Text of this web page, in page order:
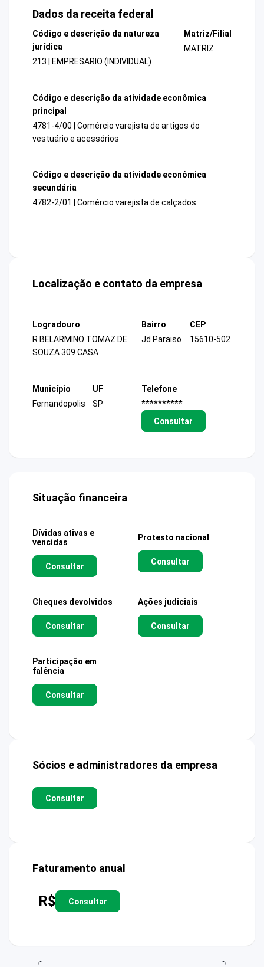
Dados da receita federal
Código e descrição da natureza
jurídica
213 | EMPRESARIO (INDIVIDUAL)
Matriz/Filial
MATRIZ
Código e descrição da atividade econômica
principal
4781-4/00 | Comércio varejista de artigos do
vestuário e acessórios
Código e descrição da atividade econômica
secundária
4782-2/01 | Comércio varejista de calçados
Localização e contato da empresa
Logradouro
R BELARMINO TOMAZ DE
SOUZA 309 CASA
Bairro
Jd Paraiso
CEP
15610-502
Município
Fernandopolis
UF
SP
Telefone
**********
Consultar
Situação financeira
Dívidas ativas e
vencidas
Consultar
Protesto nacional
Consultar
Cheques devolvidos
Consultar
Ações judiciais
Consultar
Participação em
falência
Consultar
Sócios e administradores da empresa
Consultar
Faturamento anual
R$ Consultar